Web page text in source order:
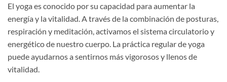
El yoga es conocido por su capacidad para aumentar la
energía y la vitalidad. A través de la combinación de posturas,
respiración y meditación, activamos el sistema circulatorio y
energético de nuestro cuerpo. La práctica regular de yoga
puede ayudarnos a sentirnos más vigorosos y llenos de
vitalidad.